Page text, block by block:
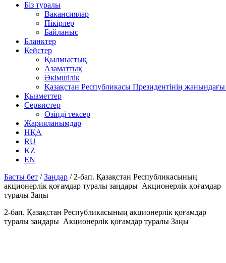
Біз туралы
Вакансиялар
Пікірлер
Байланыс
Бланктер
Кейстер
Қылмыстық
Азаматтық
Әкімшілік
Қазақстан Республикасы Президентінің
Қызметтер
Сервистер
Өзіңді тексер
Жарияланымдар
НҚА
RU
KZ
EN
Басты бет /Заңдар / 2-бап. Қазақстан Республикасының
акционерлік қоғамдар туралы заңдары Акционерлік қоғамдар
туралы Заңы
2-бап. Қазақстан Республикасының акционерлік қоғамдар
туралы заңдары Акционерлік қоғамдар туралы Заңы